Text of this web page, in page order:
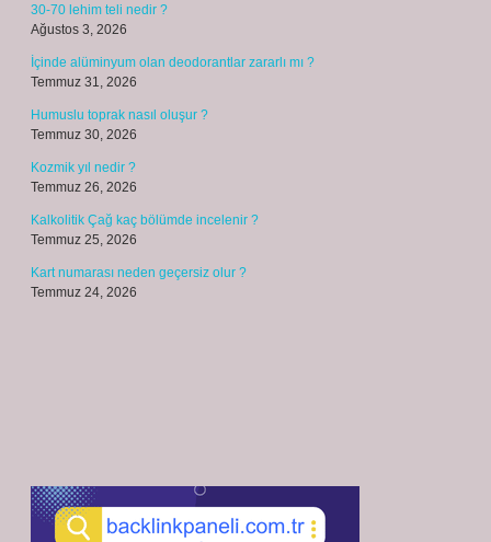
30-70 lehim teli nedir ?
Ağustos 3, 2026
İçinde alüminyum olan deodorantlar zararlı mı ?
Temmuz 31, 2026
Humuslu toprak nasıl oluşur ?
Temmuz 30, 2026
Kozmik yıl nedir ?
Temmuz 26, 2026
Kalkolitik Çağ kaç bölümde incelenir ?
Temmuz 25, 2026
Kart numarası neden geçersiz olur ?
Temmuz 24, 2026